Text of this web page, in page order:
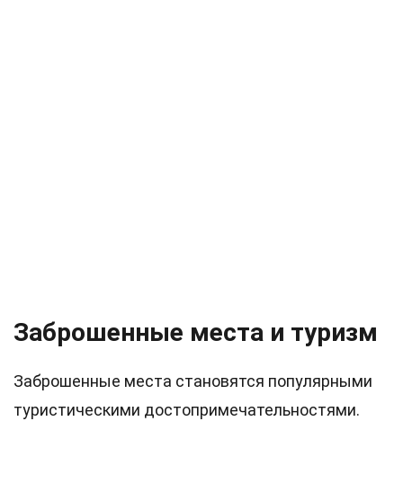
Заброшенные места и туризм
Заброшенные места становятся популярными
туристическими достопримечательностями.